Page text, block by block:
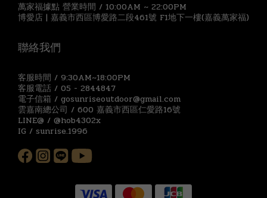
萬家福據點 營業時間 / 10:00AM ~ 22:00PM
博愛店 | 嘉義市西區博愛路二段461號 F1地下一樓(嘉義萬家福)
聯絡我們
客服時間 / 9:30AM~18:00PM
客服電話 / 05 - 2844847
電子信箱 / gosunriseoutdoor@gmail.com
雲嘉南總公司 / 600 嘉義市西區仁愛路16號
LINE@ / @hob4302x
IG / sunrise.1996